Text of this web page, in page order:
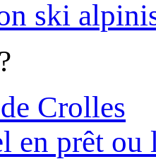
ski
Crolles
en prêt ou